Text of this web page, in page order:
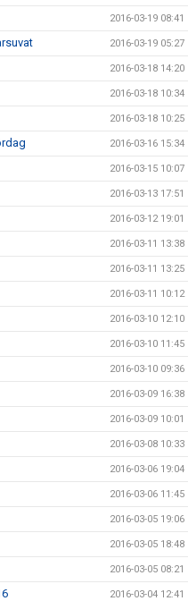
2016-03-19 08:41
2016-03-19 05:27
2016-03-18 14:20
2016-03-18 10:34
2016-03-18 10:25
2016-03-16 15:34
2016-03-15 10:07
2016-03-13 17:51
2016-03-12 19:01
2016-03-11 13:38
2016-03-11 13:25
2016-03-11 10:12
2016-03-10 12:10
2016-03-10 11:45
2016-03-10 09:36
2016-03-09 16:38
2016-03-09 10:01
2016-03-08 10:33
2016-03-06 19:04
2016-03-06 11:45
2016-03-05 19:06
2016-03-05 18:48
2016-03-05 08:21
2016-03-04 12:41